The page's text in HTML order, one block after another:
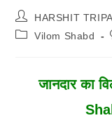
Post
Author:
HARSHIT
PostVilom Shabd
जानदारका